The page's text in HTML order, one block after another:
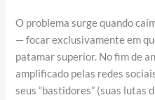
O problema surge quando
— focar exclusivamente em
patamar superior. No fim de
amplificado pelas redes
seus “bastidores” (suas lutas